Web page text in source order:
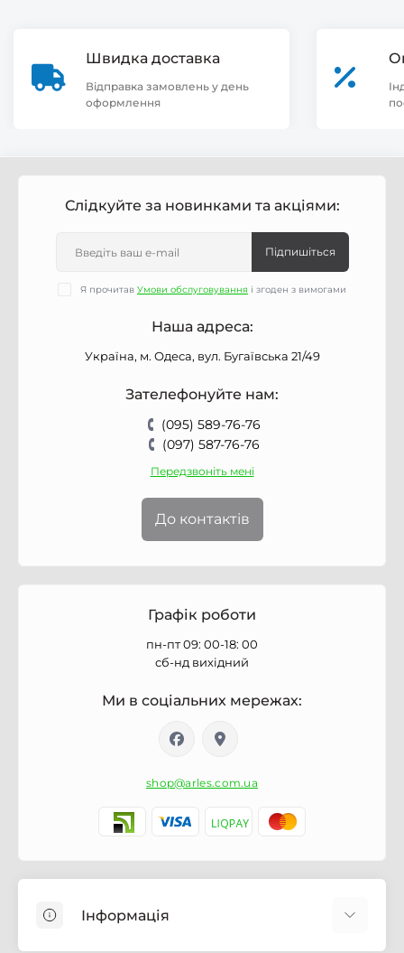
Швидка доставка
Відправка замовлень у день
оформлення
Слідкуйте за новинками та акціями:
Підпишіться
Я прочитав Умови обслуговування і згоден з вимогами
Наша адреса:
Україна, м. Одеса, вул. Бугаївська 21/49
Зателефонуйте нам:
(095) 589-76-76
(097) 587-76-76
Передзвоніть мені
До контактів
Графік роботи
пн-пт 09: 00-18: 00
сб-нд вихідний
Ми в соціальних мережах:
shop@arles.com.ua
Інформація